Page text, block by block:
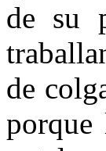
de su
de